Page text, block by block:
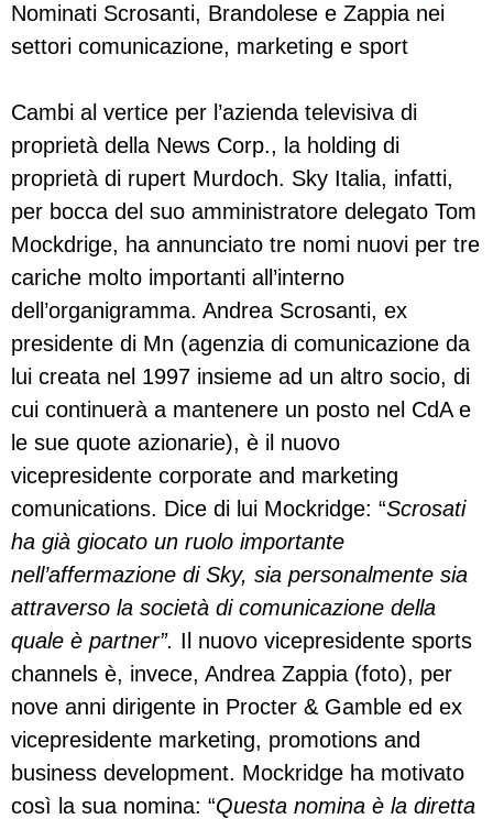
Nominati Scrosanti, Brandolese e Zappia nei
settori comunicazione, marketing e sport
Cambi al vertice per l’azienda televisiva di
proprietà della News Corp., la holding di
proprietà di rupert Murdoch. Sky Italia, infatti,
per bocca del suo amministratore delegato Tom
Mockdrige, ha annunciato tre nomi nuovi per tre
cariche molto importanti all’interno
dell’organigramma. Andrea Scrosanti, ex
presidente di Mn (agenzia di comunicazione da
lui creata nel 1997 insieme ad un altro socio, di
cui continuerà a mantenere un posto nel CdA e
le sue quote azionarie), è il nuovo
vicepresidente corporate and marketing
comunications. Dice di lui Mockridge: “Scrosati
ha già giocato un ruolo importante
nell’affermazione di Sky, sia personalmente sia
attraverso la società di comunicazione della
quale è partner”. Il nuovo vicepresidente sports
channels è, invece, Andrea Zappia (foto), per
nove anni dirigente in Procter & Gamble ed ex
vicepresidente marketing, promotions and
business development. Mockridge ha motivato
così la sua nomina: “Questa nomina è la diretta